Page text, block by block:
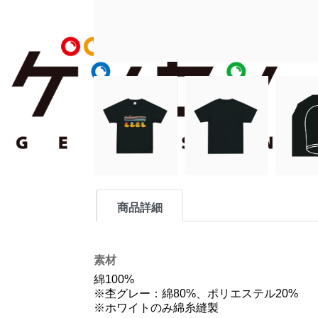
商品詳細
素材
綿100%
※杢グレー：綿80%、ポリエステル20%
※ホワイトのみ綿糸縫製